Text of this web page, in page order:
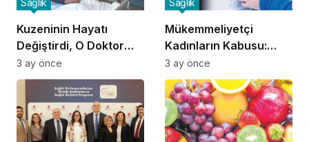
Kuzeninin Hayatı
Değiştirdi, O Doktor
Oldu!
Sağlık
3 ay önce
Mükemmeliyetçi
Kadınların Kabusu:
Fibromiyalji!
Sağlık
3 ay önce